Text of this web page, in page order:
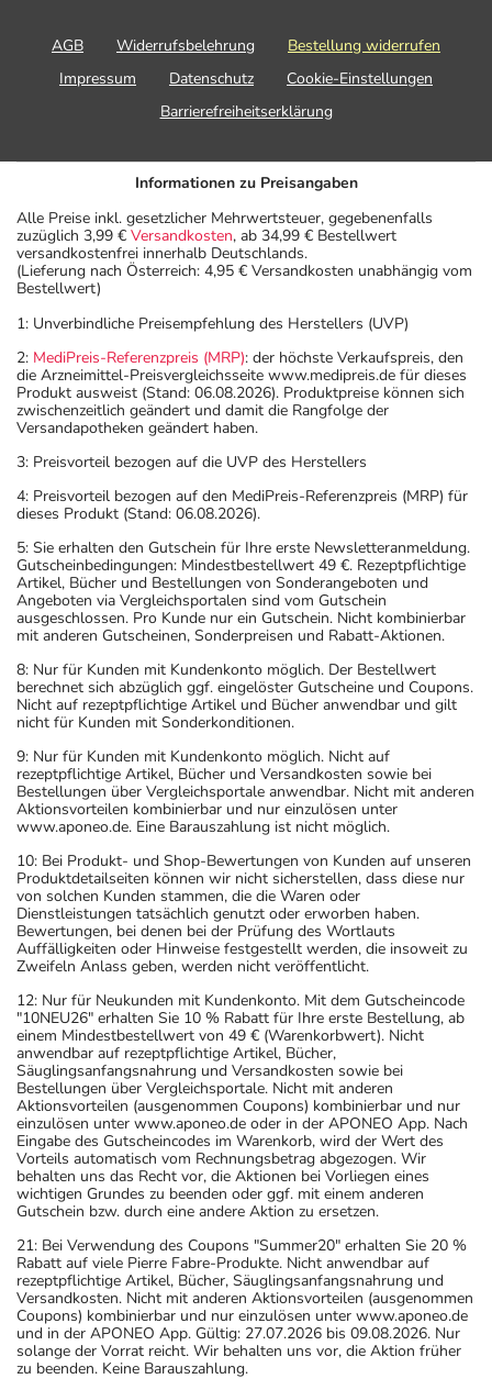
AGB Widerrufsbelehrung
Bestellung widerrufen
Impressum
Datenschutz
Cookie-Einstellungen
Barrierefreiheitserklärung
Informationen zu Preisangaben
Alle Preise inkl. gesetzlicher Mehrwertsteuer, gegebenenfalls
zuzüglich 3,99 € Versandkosten, ab 34,99 € Bestellwert
versandkostenfrei innerhalb Deutschlands.
(Lieferung nach Österreich: 4,95 € Versandkosten unabhängig vom
Bestellwert)
1: Unverbindliche Preisempfehlung des Herstellers (UVP)
2: MediPreis-Referenzpreis (MRP): der höchste Verkaufspreis, den
die Arzneimittel-Preisvergleichsseite www.medipreis.de für dieses
Produkt ausweist (Stand: 06.08.2026). Produktpreise können sich
zwischenzeitlich geändert und damit die Rangfolge der
Versandapotheken geändert haben.
3: Preisvorteil bezogen auf die UVP des Herstellers
4: Preisvorteil bezogen auf den MediPreis-Referenzpreis (MRP) für
dieses Produkt (Stand: 06.08.2026).
5: Sie erhalten den Gutschein für Ihre erste Newsletteranmeldung.
Gutscheinbedingungen: Mindestbestellwert 49 €. Rezeptpflichtige
Artikel, Bücher und Bestellungen von Sonderangeboten und
Angeboten via Vergleichsportalen sind vom Gutschein
ausgeschlossen. Pro Kunde nur ein Gutschein. Nicht kombinierbar
mit anderen Gutscheinen, Sonderpreisen und Rabatt-Aktionen.
8: Nur für Kunden mit Kundenkonto möglich. Der Bestellwert
berechnet sich abzüglich ggf. eingelöster Gutscheine und Coupons.
Nicht auf rezeptpflichtige Artikel und Bücher anwendbar und gilt
nicht für Kunden mit Sonderkonditionen.
9: Nur für Kunden mit Kundenkonto möglich. Nicht auf
rezeptpflichtige Artikel, Bücher und Versandkosten sowie bei
Bestellungen über Vergleichsportale anwendbar. Nicht mit anderen
Aktionsvorteilen kombinierbar und nur einzulösen unter
www.aponeo.de. Eine Barauszahlung ist nicht möglich.
10: Bei Produkt- und Shop-Bewertungen von Kunden auf unseren
Produktdetailseiten können wir nicht sicherstellen, dass diese nur
von solchen Kunden stammen, die die Waren oder
Dienstleistungen tatsächlich genutzt oder erworben haben.
Bewertungen, bei denen bei der Prüfung des Wortlauts
Auffälligkeiten oder Hinweise festgestellt werden, die insoweit zu
Zweifeln Anlass geben, werden nicht veröffentlicht.
12: Nur für Neukunden mit Kundenkonto. Mit dem Gutscheincode
"10NEU26" erhalten Sie 10 % Rabatt für Ihre erste Bestellung, ab
einem Mindestbestellwert von 49 € (Warenkorbwert). Nicht
anwendbar auf rezeptpflichtige Artikel, Bücher,
Säuglingsanfangsnahrung und Versandkosten sowie bei
Bestellungen über Vergleichsportale. Nicht mit anderen
Aktionsvorteilen (ausgenommen Coupons) kombinierbar und nur
einzulösen unter www.aponeo.de oder in der APONEO App. Nach
Eingabe des Gutscheincodes im Warenkorb, wird der Wert des
Vorteils automatisch vom Rechnungsbetrag abgezogen. Wir
behalten uns das Recht vor, die Aktionen bei Vorliegen eines
wichtigen Grundes zu beenden oder ggf. mit einem anderen
Gutschein bzw. durch eine andere Aktion zu ersetzen.
21: Bei Verwendung des Coupons "Summer20" erhalten Sie 20 %
Rabatt auf viele Pierre Fabre-Produkte. Nicht anwendbar auf
rezeptpflichtige Artikel, Bücher, Säuglingsanfangsnahrung und
Versandkosten. Nicht mit anderen Aktionsvorteilen (ausgenommen
Coupons) kombinierbar und nur einzulösen unter www.aponeo.de
und in der APONEO App. Gültig: 27.07.2026 bis 09.08.2026. Nur
solange der Vorrat reicht. Wir behalten uns vor, die Aktion früher
zu beenden. Keine Barauszahlung.